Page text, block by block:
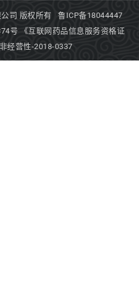
司 版权所有鲁ICP备18044447
号
《互联网药品信息服务资格证
经营性-2018-0337